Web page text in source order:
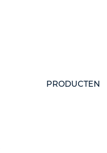
PRODUCTEN